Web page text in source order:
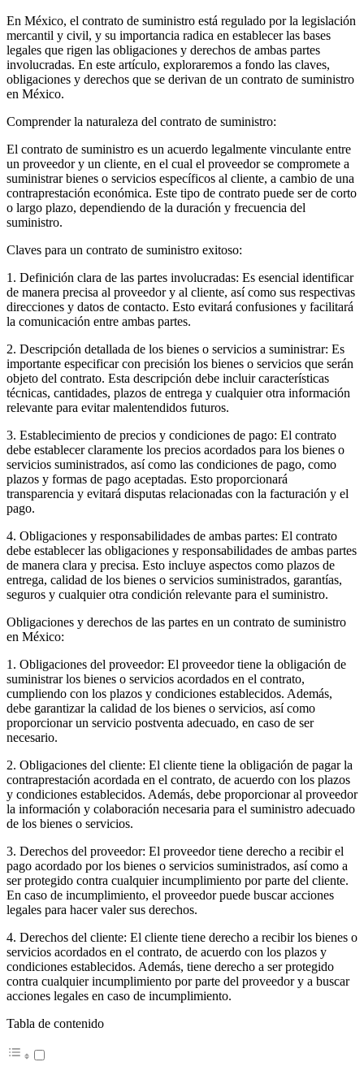
En México, el contrato de suministro está regulado por la legislación
mercantil y civil, y su importancia radica en establecer las bases
legales que rigen las obligaciones y derechos de ambas partes
involucradas. En este artículo, exploraremos a fondo las claves,
obligaciones y derechos que se derivan de un contrato de suministro
en México.
Comprender la naturaleza del contrato de suministro:
El contrato de suministro es un acuerdo legalmente vinculante entre
un proveedor y un cliente, en el cual el proveedor se compromete a
suministrar bienes o servicios específicos al cliente, a cambio de una
contraprestación económica. Este tipo de contrato puede ser de corto
o largo plazo, dependiendo de la duración y frecuencia del
suministro.
Claves para un contrato de suministro exitoso:
1. Definición clara de las partes involucradas: Es esencial identificar
de manera precisa al proveedor y al cliente, así como sus respectivas
direcciones y datos de contacto. Esto evitará confusiones y facilitará
la comunicación entre ambas partes.
2. Descripción detallada de los bienes o servicios a suministrar: Es
importante especificar con precisión los bienes o servicios que serán
objeto del contrato. Esta descripción debe incluir características
técnicas, cantidades, plazos de entrega y cualquier otra información
relevante para evitar malentendidos futuros.
3. Establecimiento de precios y condiciones de pago: El contrato
debe establecer claramente los precios acordados para los bienes o
servicios suministrados, así como las condiciones de pago, como
plazos y formas de pago aceptadas. Esto proporcionará
transparencia y evitará disputas relacionadas con la facturación y el
pago.
4. Obligaciones y responsabilidades de ambas partes: El contrato
debe establecer las obligaciones y responsabilidades de ambas partes
de manera clara y precisa. Esto incluye aspectos como plazos de
entrega, calidad de los bienes o servicios suministrados, garantías,
seguros y cualquier otra condición relevante para el suministro.
Obligaciones y derechos de las partes en un contrato de suministro
en México:
1. Obligaciones del proveedor: El proveedor tiene la obligación de
suministrar los bienes o servicios acordados en el contrato,
cumpliendo con los plazos y condiciones establecidos. Además,
debe garantizar la calidad de los bienes o servicios, así como
proporcionar un servicio postventa adecuado, en caso de ser
necesario.
2. Obligaciones del cliente: El cliente tiene la obligación de pagar la
contraprestación acordada en el contrato, de acuerdo con los plazos
y condiciones establecidos. Además, debe proporcionar al proveedor
la información y colaboración necesaria para el suministro adecuado
de los bienes o servicios.
3. Derechos del proveedor: El proveedor tiene derecho a recibir el
pago acordado por los bienes o servicios suministrados, así como a
ser protegido contra cualquier incumplimiento por parte del cliente.
En caso de incumplimiento, el proveedor puede buscar acciones
legales para hacer valer sus derechos.
4. Derechos del cliente: El cliente tiene derecho a recibir los bienes o
servicios acordados en el contrato, de acuerdo con los plazos y
condiciones establecidos. Además, tiene derecho a ser protegido
contra cualquier incumplimiento por parte del proveedor y a buscar
acciones legales en caso de incumplimiento.
Tabla de contenido